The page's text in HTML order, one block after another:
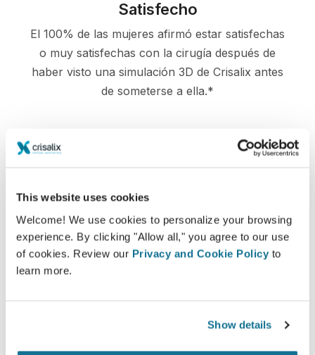
This website uses cookies
Welcome! We use cookies to personalize your browsing
experience. By clicking "Allow all," you agree to our use
of cookies. Review our Privacy and Cookie Policy to
learn more.
Show details
Satisfecho
El 100% de las mujeres afirmó estar satisfechas
o muy satisfechas con la cirugía después de
haber visto una simulación 3D de Crisalix antes
de someterse a ella.*
*Encuesta en línea realizada entre pacientes de aumento de
pecho que se sometieron a cirugías entre mayo de 2010 y